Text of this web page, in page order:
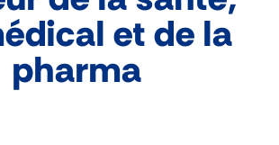
et de la
pharma